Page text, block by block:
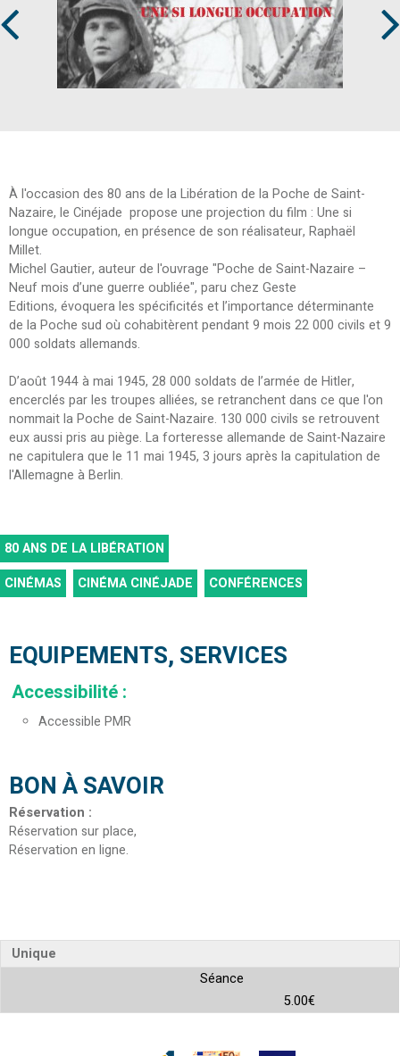
À l'occasion des 80 ans de la Libération de la Poche de Saint-
Nazaire, le Cinéjade propose une projection du film : Une si
longue occupation, en présence de son réalisateur, Raphaël
Millet.
Michel Gautier, auteur de l'ouvrage "Poche de Saint-Nazaire –
Neuf mois d’une guerre oubliée", paru chez Geste
Editions, évoquera les spécificités et l’importance déterminante
de la Poche sud où cohabitèrent pendant 9 mois 22 000 civils et 9
000 soldats allemands.
D’août 1944 à mai 1945, 28 000 soldats de l’armée de Hitler,
encerclés par les troupes alliées, se retranchent dans ce que l'on
nommait la Poche de Saint-Nazaire. 130 000 civils se retrouvent
eux aussi pris au piège. La forteresse allemande de Saint-Nazaire
ne capitulera que le 11 mai 1945, 3 jours après la capitulation de
l'Allemagne à Berlin.
80 ANS DE LA LIBÉRATION
CINÉMAS
CINÉMA CINÉJADE CONFÉRENCES
EQUIPEMENTS, SERVICES
Accessibilité :
Accessible PMR
BON À SAVOIR
Réservation :
Réservation sur place
Réservation en ligne
Unique
Séance
5.00€